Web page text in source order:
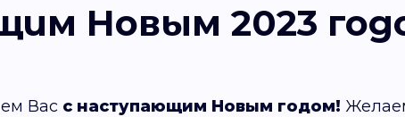
Новым 2023
Вас с наступающим Новым годом!